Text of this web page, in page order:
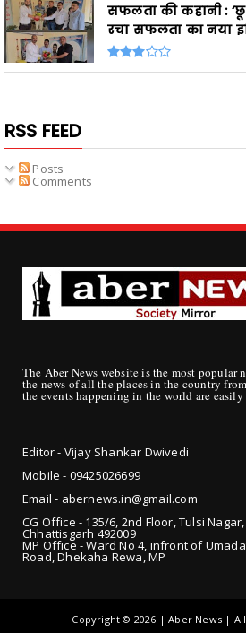
सफलता की कहानी :
रचा सफलता का नया
RSS FEED
Posts
Comments
The Aber News website is the most popular
the news of all the places in the country
the events happening in the world are
Editor - Vijay Shankar Dwivedi
Mobile - 09425026699
Email - abernews.in@gmail.com
CG Office - 135/6, 2nd Floor, Tulsi
Chhattisgarh 492009
MP Office - Ward No 4, infront of
Road, Dhekaha Rewa, MP
Copyright © 2026 | Aber News |